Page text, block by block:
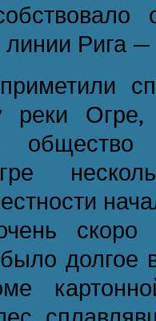
Рига —
реки Огре,
скоро